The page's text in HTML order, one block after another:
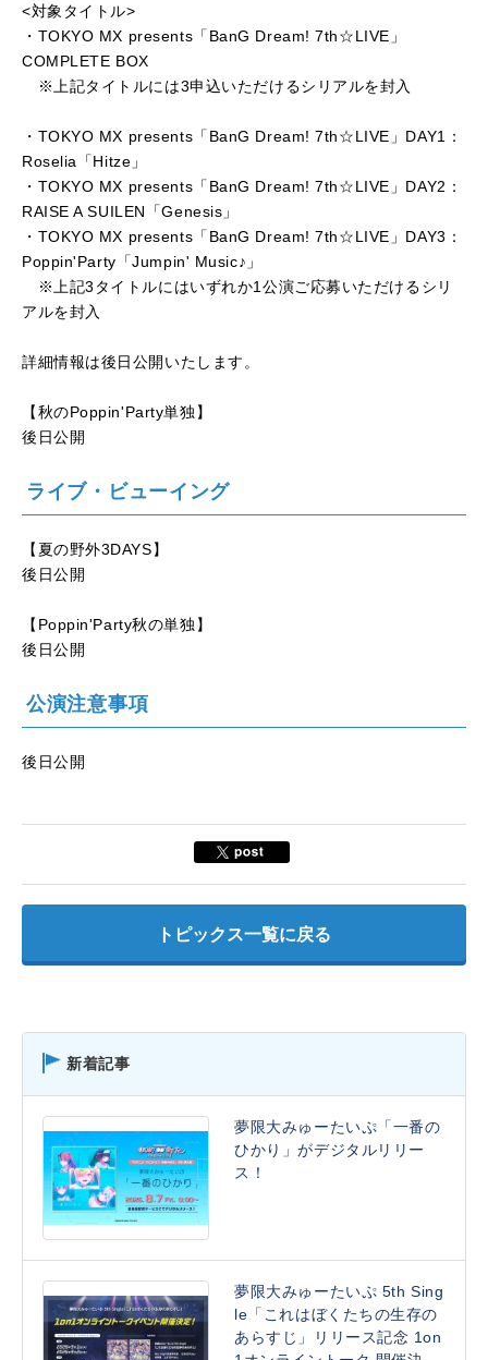
<対象タイトル>
・TOKYO MX presents「BanG Dream! 7th☆LIVE」
COMPLETE BOX
※上記タイトルには3申込いただけるシリアルを封入
・TOKYO MX presents「BanG Dream! 7th☆LIVE」DAY1：
Roselia「Hitze」
・TOKYO MX presents「BanG Dream! 7th☆LIVE」DAY2：
RAISE A SUILEN「Genesis」
・TOKYO MX presents「BanG Dream! 7th☆LIVE」DAY3：
Poppin'Party「Jumpin' Music♪」
※上記3タイトルにはいずれか1公演ご応募いただけるシリ
アルを封入
詳細情報は後日公開いたします。
【秋のPoppin'Party単独】
後日公開
ライブ・ビューイング
【夏の野外3DAYS】
後日公開
【Poppin'Party秋の単独】
後日公開
公演注意事項
後日公開
トピックス一覧に戻る
新着記事
夢限大みゅーたいぷ「一番の
ひかり」がデジタルリリー
ス！
夢限大みゅーたいぷ 5th Sing
le「これはぼくたちの生存の
あらすじ」リリース記念 1on